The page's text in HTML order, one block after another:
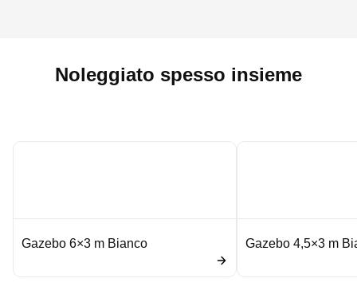
Noleggiato spesso insieme
Gazebo 6×3 m Bianco Gazebo 4,5×3 m